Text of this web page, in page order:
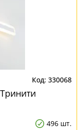
330068
496 шт.